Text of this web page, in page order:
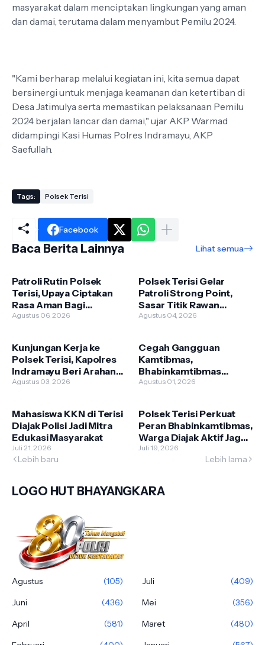
masyarakat dalam menciptakan lingkungan yang aman
dan damai, terutama dalam menyambut Pemilu 2024.
"Kami berharap melalui kegiatan ini, kita semua dapat
bersinergi untuk menjaga keamanan dan ketertiban di
Desa Jatimulya serta memastikan pelaksanaan Pemilu
2024 berjalan lancar dan damai," ujar AKP Warmad
didampingi Kasi Humas Polres Indramayu, AKP
Saefullah.
Tags: Polsek Terisi
Facebook
Baca Berita Lainnya Lihat semua
Patroli Rutin Polsek
Terisi, Upaya Ciptakan
Rasa Aman Bagi
Masyarakat
Agustus 06, 2026
Polsek Terisi Gelar
Patroli Strong Point,
Sasar Titik Rawan
Kejahatan Jalanan Demi
Agustus 04, 2026
Kunjungan Kerja ke
Polsek Terisi, Kapolres
Indramayu Beri Arahan
Kepada Anggota
Agustus 03, 2026
Cegah Gangguan
Kamtibmas,
Bhabinkamtibmas
Polsek Terisi Tingkatkan
Agustus 01, 2026
Mahasiswa KKN di Terisi
Diajak Polisi Jadi Mitra
Edukasi Masyarakat
Juli 21, 2026
Polsek Terisi Perkuat
Peran Bhabinkamtibmas,
Warga Diajak Aktif Jaga
Kamtibmas
Juli 19, 2026
Lebih baru Lebih lama
LOGO HUT BHAYANGKARA
Agustus (105) Juli
(409)
Juni
(436) Mei
(356)
April
(581) Maret
(480)